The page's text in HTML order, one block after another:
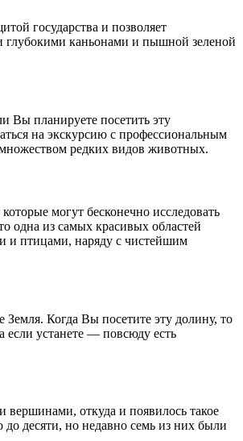
государства и позволяет
глубокими каньонами и пышной зеленой
Вы планируете посетить эту
на экскурсию с профессиональным
редких видов животных.
могут бесконечно исследовать
одна из самых красивых областей
и птицами, наряду с чистейшим
Когда Вы посетите эту долину, то
устанете — повсюду есть
откуда и появилось такое
десяти, но недавно семь из них были